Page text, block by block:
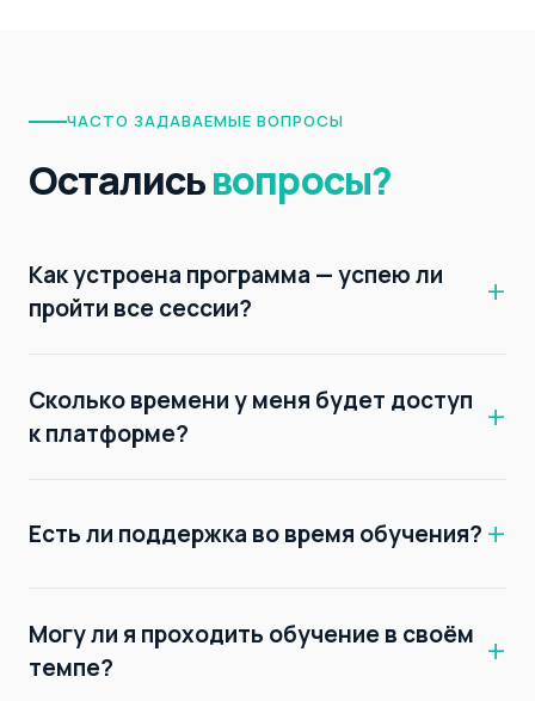
ЧАСТО ЗАДАВАЕМЫЕ ВОПРОСЫ
Осталисьвопросы?
Как устроена программа — успею ли
пройти все сессии?
Сколько времени у меня будет доступ
к платформе?
Есть ли поддержка во время обучения?
Могу ли я проходить обучение в своём
темпе?